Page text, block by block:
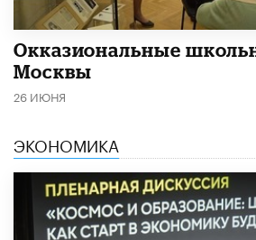
​Окказиональные
Москвы
26 ИЮНЯ
ЭКОНОМИКА